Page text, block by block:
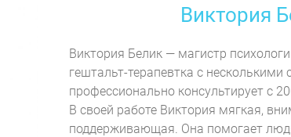
Виктория
Виктория Белик — магистр
гештальт-терапевтка с несколькими
профессионально консультирует с
В своей работе Виктория мягкая,
поддерживающая. Она помогает